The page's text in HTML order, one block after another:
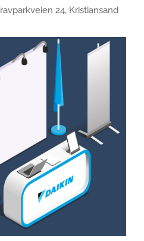
24, Kristiansand